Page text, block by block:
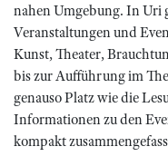
nahen Umgebung. In Uri
Veranstaltungen und
Kunst, Theater,
bis zur Aufführung im
genauso Platz wie die
Informationen zu den
kompakt